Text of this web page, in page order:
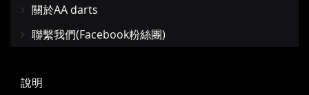
關於AA darts
聯繫我們(Facebook粉絲團)
說明